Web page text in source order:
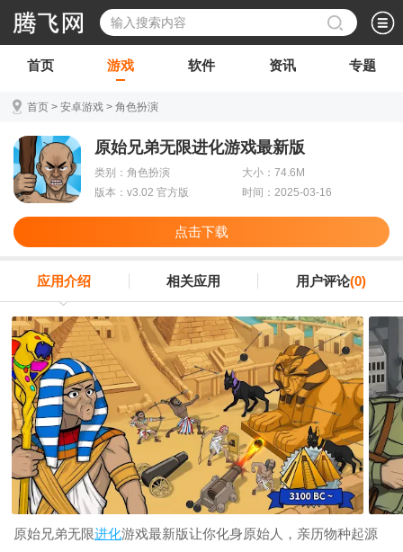
首页 游戏 软件 资讯 专题
首页 > 安卓游戏 > 角色扮演
原始兄弟无限进化游戏最新版
类别：角色扮演
大小：74.6M
版本：v3.02 官方版
时间：2025-03-16
点击下载
应用介绍 相关应用 用户评论(0)
原始兄弟无限进化游戏最新版让你化身原始人，亲历物种起源